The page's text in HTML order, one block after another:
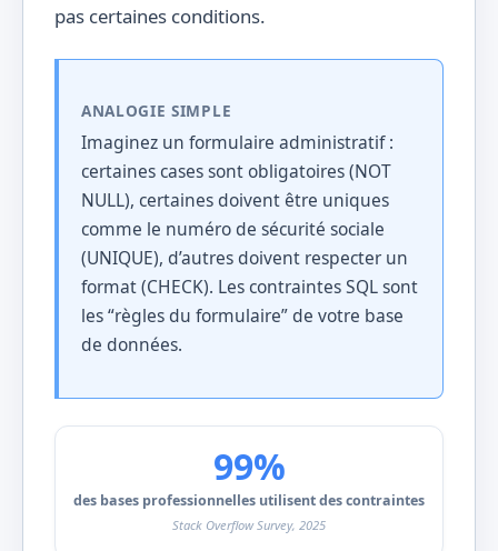
pas certaines conditions.
ANALOGIE SIMPLE
Imaginez un formulaire administratif :
certaines cases sont obligatoires (NOT
NULL), certaines doivent être uniques
comme le numéro de sécurité sociale
(UNIQUE), d’autres doivent respecter un
format (CHECK). Les contraintes SQL sont
les “règles du formulaire” de votre base
de données.
99%
des bases professionnelles utilisent des contraintes
Stack Overflow Survey, 2025